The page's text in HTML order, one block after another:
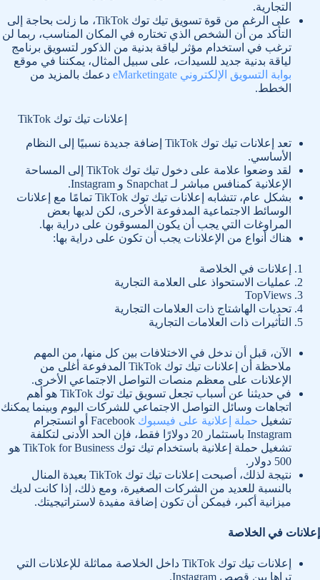
التجارية.
على الرغم من قوة تسويق تيك توك TikTok، ما زلت بحاجة إلى
التأكد من أن الشخص الذي تختاره في المكان المناسب، ربما لن
ترغب في استخدام مؤثر لياقة بدنية من الذكور لتسويق برنامج
لياقة بدنية جديد للسيدات، على سبيل المثال، يمكننا في موقع
بوابة التسويق الإلكتروني eMarketingate
دعمك بالمزيد من
الخطط.
إعلانات تيك توك TikTok
تعد إعلانات تيك توك TikTok إضافة جديدة نسبيًا إلى النظام
الأساسي.
لقد وضعوا علامة على دخول تيك توك TikTok إلى المساحة
الإعلانية كمنافس مباشر لـ Snapchat و Instagram.
بشكل عام، تتشابه إعلانات تيك توك TikTok تمامًا مع إعلانات
الوسائط الاجتماعية المدفوعة الأخرى، لكن لديها بعض
المراوغات التي يجب أن يكون المسوقون على دراية بها.
هناك أنواع من الإعلانات يجب أن تكون على دراية بها:
إعلانات في الخلاصة
عمليات الاستحواذ على العلامة التجارية
TopViews
تحديات الهاشتاج ذات العلامات التجارية
التأثيرات ذات العلامات التجارية
الآن، قبل أن ندخل في الاختلافات بين كل منها، من المهم
ملاحظة أن إعلانات تيك توك TikTok المدفوعة أغلى من
الإعلانات على معظم منصات التواصل الاجتماعي الأخرى.
في حديثنا عن أسباب تجعل تسويق تيك توك TikTok هو أهم
اتجاهات وسائل التواصل الاجتماعي للشركات اليوم وبينما يمكنك
تشغيل حملة إعلانية على فيسبوك
Facebook أو انستجرام
Instagram باستثمار 20 دولارًا فقط، فإن الحد الأدنى لتكلفة
تشغيل حملة إعلانية باستخدام تيك توك TikTok for Business هو
500 دولار.
نتيجة لذلك، أصبحت إعلانات تيك توك TikTok بعيدة المنال
بالنسبة للعديد من الشركات الصغيرة، ومع ذلك، إذا كانت لديك
ميزانية أكبر، فيمكن أن تكون إضافة مفيدة لاستراتيجيتك.
إعلانات في الخلاصة
إعلانات تيك توك TikTok داخل الخلاصة مماثلة للإعلانات التي
تراها بين قصص Instagram.